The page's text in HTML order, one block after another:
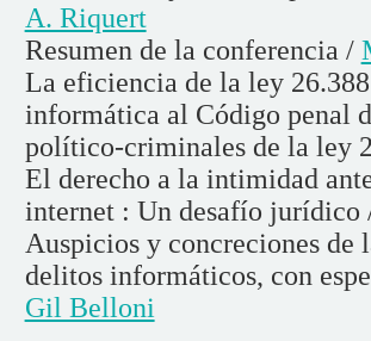
A. Riquert
Resumen de la conferencia /
La eficiencia de la ley
informática al Código penal
político-criminales de la ley
El derecho a la intimidad
internet : Un desafío
Auspicios y concreciones de
delitos informáticos, con
Gil Belloni